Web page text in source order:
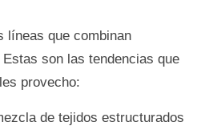
líneas que combinan
son las tendencias que
provecho:
de tejidos estructurados